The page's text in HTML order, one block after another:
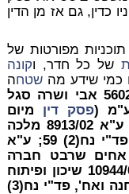
כדין, גם אז מן הדין
מפורטות של
של כל חדר, וקונה
כמי שידע מהשטחה
ע"א 5602/03 אבי ושרה סגל
(פסק דין מיום
28/2/05), דינים עליון, כרך עא, 461; ע"א 8913/02 מלכה
יוסף ואח' נגד שיכון עובדים בע"מ, פד"י נח(2) 59; ע"א
אחים שרבט חברה
לבנין בע"מ, פד"י נז(5) 462; ע"א 10944/02 שיכון ופיתוח
לישראל בע"מ נגד שושי ואלברט אוחנה ואח', פד"י נח(3)